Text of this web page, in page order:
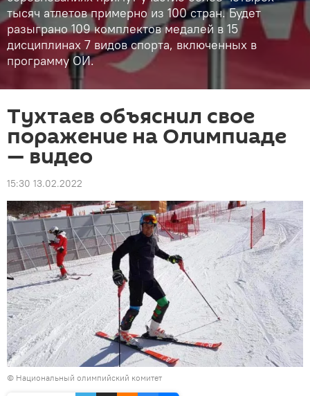
тысяч атлетов примерно из 100 стран. Будет
разыграно 109 комплектов медалей в 15
дисциплинах 7 видов спорта, включенных в
программу ОИ.
Тухтаев объяснил свое
поражение на Олимпиаде
— видео
15:30 13.02.2022
© Национальный олимпийский комитет